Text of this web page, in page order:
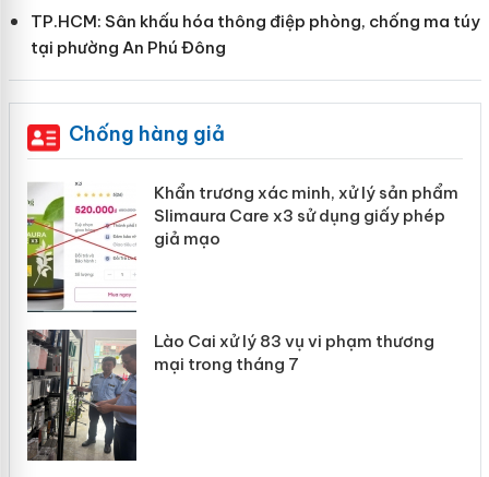
TP.HCM: Sân khấu hóa thông điệp phòng, chống ma túy
tại phường An Phú Đông
Chống hàng giả
Khẩn trương xác minh, xử lý sản phẩm
Slimaura Care x3 sử dụng giấy phép
giả mạo
Lào Cai xử lý 83 vụ vi phạm thương
mại trong tháng 7